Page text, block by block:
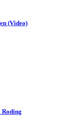
(Video)
Roding